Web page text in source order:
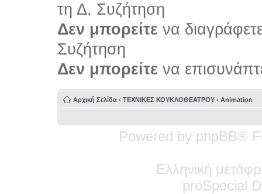
τη Δ. Συζήτηση
Δεν μπορείτε να
Συζήτηση
Δεν μπορείτε να
Αρχική Σελίδα ‹ ΤΕΧΝΙΚΕΣ ΚΟΥΚΛΟΘΕΑΤΡΟΥ ‹ Animation
Powered by phpBB®
Ελληνική
proSpecial